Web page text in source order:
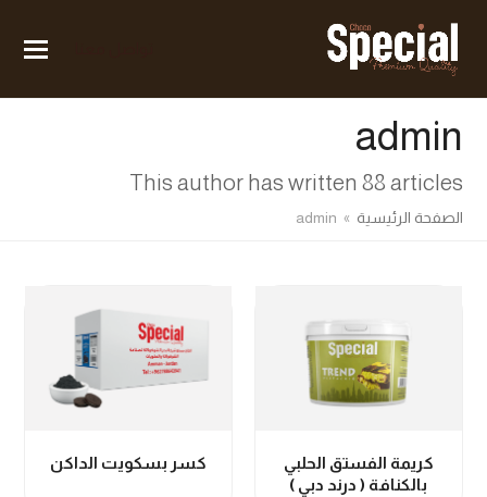
admin
This author has written 88 articles
الصفحة الرئيسية »
admin
كريمة الفستق الحلبي
بالكنافة ( درند دبي )
كسر بسكويت الداكن